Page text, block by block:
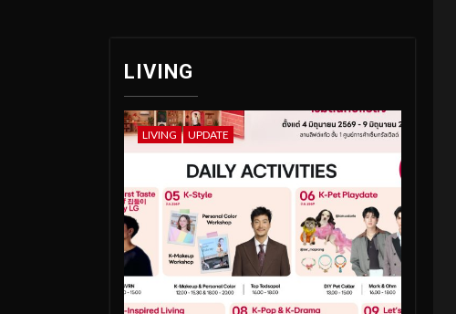
LIVING
LIVING UPDATE